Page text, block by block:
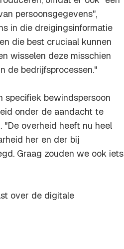
persoonsgegevens",
in die dreigingsinformatie
die best cruciaal kunnen
wisselen deze misschien
de bedrijfsprocessen."
specifiek bewindspersoon
onder de aandacht te
"De overheid heeft nu heel
her en der bij
Graag zouden we ook iets
over de digitale